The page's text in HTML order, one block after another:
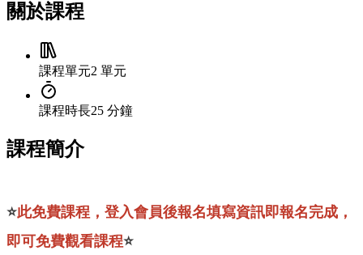
關於課程
課程單元2 單元
課程時長25 分鐘
課程簡介
⭐此免費課程，登入會員後報名填寫資訊即報名完成，
即可免費觀看課程⭐